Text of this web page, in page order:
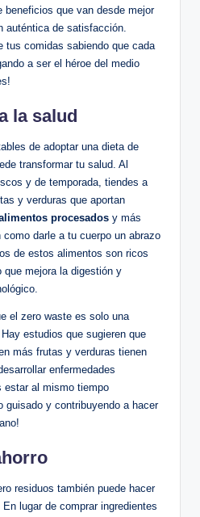
beneficios que van desde mejor
auténtica de satisfacción.
tus comidas sabiendo que cada
a ser el héroe del medio
la salud
de adoptar una dieta de
transformar tu salud. Al
y de temporada, tiendes a
y verduras que aportan
procesados y más
darle a tu cuerpo un abrazo
de estos alimentos son ricos
mejora la digestión y
el zero waste es solo una
estudios que sugieren que
más frutas y verduras tienen
enfermedades
estar al mismo tiempo
guisado y contribuyendo a hacer
residuos también puede hacer
lugar de comprar ingredientes